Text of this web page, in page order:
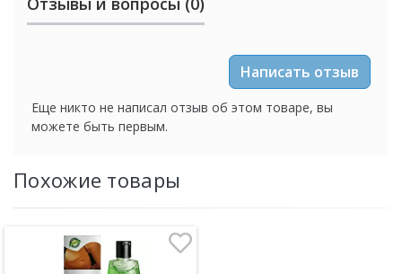
Написать отзыв
Еще никто не написал отзыв об этом товаре, вы
можете быть первым.
Похожие товары